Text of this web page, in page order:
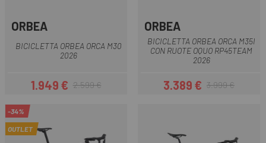
ORBEA
BICICLETTA ORBEA ORCA M30
2026
Prezzo
1.949 €Prezzo base
2.599 €
ORBEA
BICICLETTA ORBEA ORCA M35I
CON RUOTE OQUO RP45TEAM
2026
Prezzo
3.389 €Prezzo base
3.999 €
-34%
OUTLET